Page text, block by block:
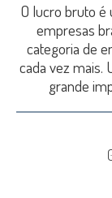
O lucro bruto
empresas
categoria de
cada vez mais.
grande